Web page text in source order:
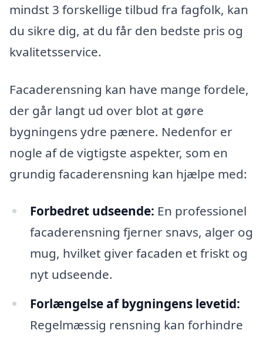
mindst 3 forskellige tilbud fra fagfolk, kan
du sikre dig, at du får den bedste pris og
kvalitetsservice.
Facaderensning kan have mange fordele,
der går langt ud over blot at gøre
bygningens ydre pænere. Nedenfor er
nogle af de vigtigste aspekter, som en
grundig facaderensning kan hjælpe med:
Forbedret udseende: En professionel
facaderensning fjerner snavs, alger og
mug, hvilket giver facaden et friskt og
nyt udseende.
Forlængelse af bygningens levetid:
Regelmæssig rensning kan forhindre